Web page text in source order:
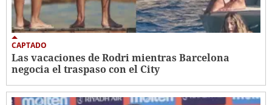
CAPTADO
Las vacaciones de Rodri mientras Barcelona
negocia el traspaso con el City